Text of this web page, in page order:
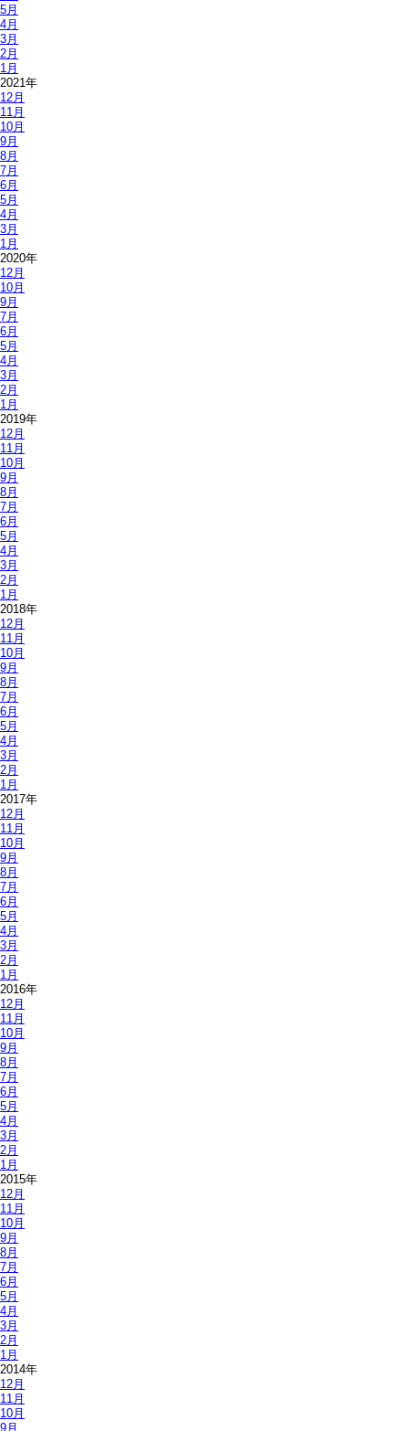
5月
4月
3月
2月
1月
2021年
12月
11月
10月
9月
8月
7月
6月
5月
4月
3月
1月
2020年
12月
10月
9月
7月
6月
5月
4月
3月
2月
1月
2019年
12月
11月
10月
9月
8月
7月
6月
5月
4月
3月
2月
1月
2018年
12月
11月
10月
9月
8月
7月
6月
5月
4月
3月
2月
1月
2017年
12月
11月
10月
9月
8月
7月
6月
5月
4月
3月
2月
1月
2016年
12月
11月
10月
9月
8月
7月
6月
5月
4月
3月
2月
1月
2015年
12月
11月
10月
9月
8月
7月
6月
5月
4月
3月
2月
1月
2014年
12月
11月
10月
9月